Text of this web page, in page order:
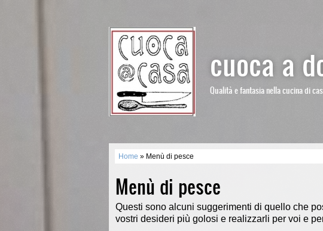
cuoca a
Qualità e fantasia nella cucina di
Home » Menù di pesce
Menù di pesce
Questi sono alcuni suggerimenti di quello che
vostri desideri più golosi e realizzarli per voi e